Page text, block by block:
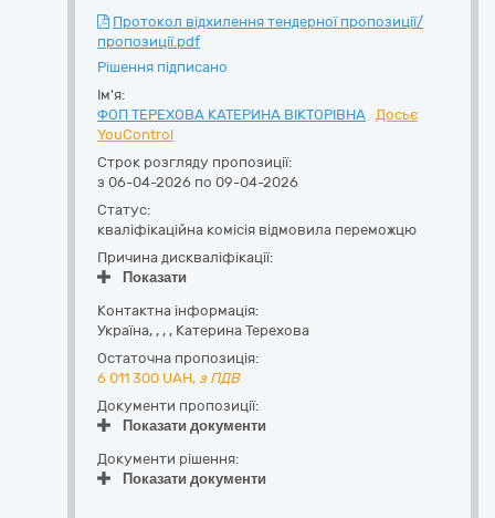
Протокол відхилення тендерної пропозиції/
пропозиції.pdf
Рішення підписано
Ім'я:
ФОП ТЕРЕХОВА КАТЕРИНА ВІКТОРІВНА Досьє
YouControl
Строк розгляду пропозиції:
з 06-04-2026 по 09-04-2026
Статус:
кваліфікаційна комісія відмовила переможцю
Причина дискваліфікації:
Показати
Контактна інформація:
Україна, , , , Катерина Терехова
Остаточна пропозиція:
6 011 300 UAH, з ПДВ
Документи пропозиції:
Показати документи
Документи рішення:
Показати документи